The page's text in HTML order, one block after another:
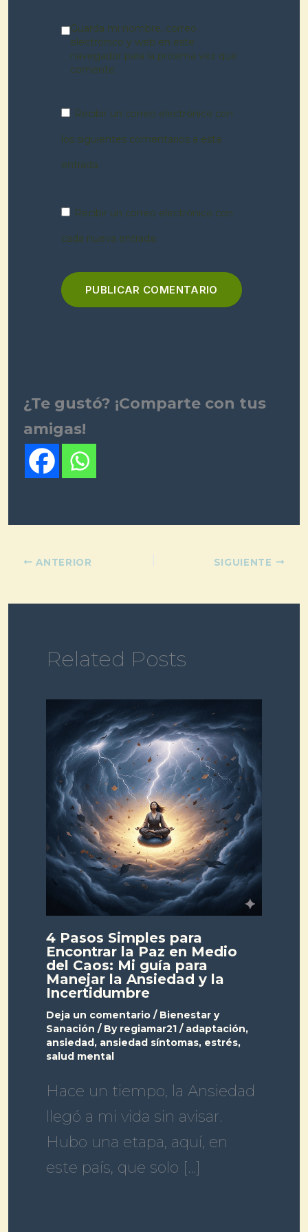
Guarda mi nombre, correo
electrónico y web en este
navegador para la próxima vez que
comente.
Recibir un correo electrónico con
los siguientes comentarios a esta
entrada.
Recibir un correo electrónico con
cada nueva entrada.
¿Te gustó? ¡Comparte con tus
amigas!
ANTERIOR SIGUIENTE
Related Posts
4 Pasos Simples para
Encontrar la Paz en Medio
del Caos: Mi guía para
Manejar la Ansiedad y la
Incertidumbre
Deja un comentario / Bienestar y
Sanación / By regiamar21 / adaptación,
ansiedad, ansiedad síntomas, estrés,
salud mental
Hace un tiempo, la Ansiedad
llegó a mi vida sin avisar.
Hubo una etapa, aquí, en
este país, que solo […]